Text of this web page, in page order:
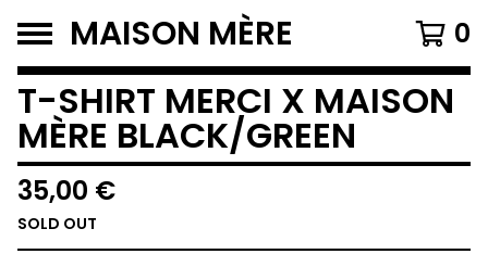
MAISON MÈRE 0
T-SHIRT MERCI X MAISON
MÈRE BLACK/GREEN
35,00 €
SOLD OUT